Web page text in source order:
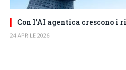
Con l’AI agentica crescono i
24 APRILE 2026